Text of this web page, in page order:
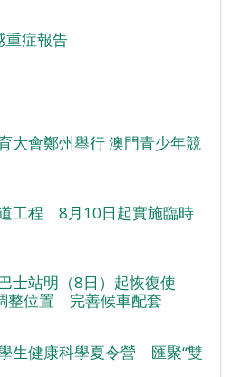
重症報告
大會鄭州舉行 澳門青少年競
工程 8月10日起實施臨時
士站明（8日）起恢復使
整位置 完善候車配套
生健康科學夏令營 匯聚“雙